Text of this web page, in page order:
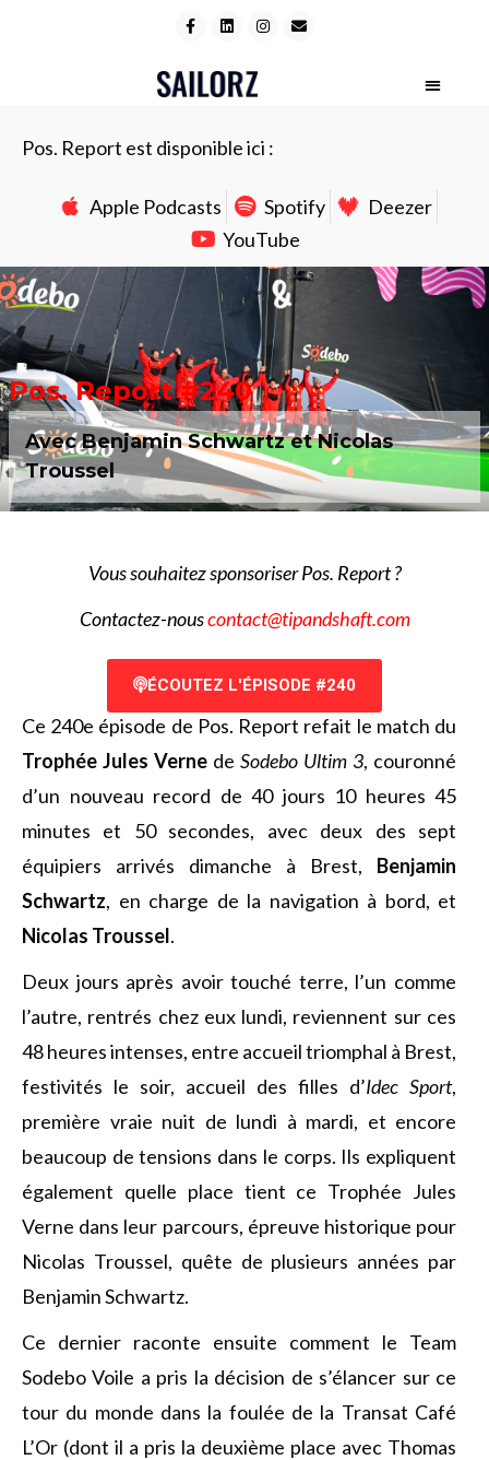
Pos. Report est disponible ici :
Apple Podcasts Spotify
Deezer
YouTube
Pos. Report #240
Avec Benjamin Schwartz et Nicolas
Troussel
Vous souhaitez sponsoriser Pos. Report ?
Contactez-nouscontact@tipandshaft.com
ÉCOUTEZ L'ÉPISODE #240
Ce 240e épisode de Pos. Report refait le match du
Trophée Jules Verne de Sodebo Ultim 3, couronné
d’un nouveau record de 40 jours 10 heures 45
minutes et 50 secondes, avec deux des sept
équipiers arrivés dimanche à Brest, Benjamin
Schwartz, en charge de la navigation à bord, et
Nicolas Troussel.
Deux jours après avoir touché terre, l’un comme
l’autre, rentrés chez eux lundi, reviennent sur ces
48 heures intenses, entre accueil triomphal à Brest,
festivités le soir, accueil des filles d’Idec Sport,
première vraie nuit de lundi à mardi, et encore
beaucoup de tensions dans le corps. Ils expliquent
également quelle place tient ce Trophée Jules
Verne dans leur parcours, épreuve historique pour
Nicolas Troussel, quête de plusieurs années par
Benjamin Schwartz.
Ce dernier raconte ensuite comment le Team
Sodebo Voile a pris la décision de s’élancer sur ce
tour du monde dans la foulée de la Transat Café
L’Or (dont il a pris la deuxième place avec Thomas